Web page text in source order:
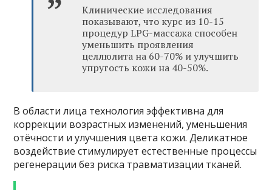
Клинические исследования
показывают, что курс из 10-15
процедур LPG-массажа способен
уменьшить проявления
целлюлита на 60-70% и улучшить
упругость кожи на 40-50%.
В области лица технология эффективна для
коррекции возрастных изменений, уменьшения
отёчности и улучшения цвета кожи. Деликатное
воздействие стимулирует естественные процессы
регенерации без риска травматизации тканей.